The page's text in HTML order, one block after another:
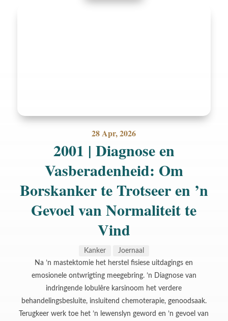
28 Apr, 2026
2001 | Diagnose en
Vasberadenheid: Om
Borskanker te Trotseer en ’n
Gevoel van Normaliteit te
Vind
Kanker
Joernaal
Na ’n mastektomie het herstel fisiese uitdagings en
emosionele ontwrigting meegebring. ’n Diagnose van
indringende lobulêre karsinoom het verdere
behandelingsbesluite, insluitend chemoterapie, genoodsaak.
Terugkeer werk toe het ’n lewenslyn geword en ’n gevoel van